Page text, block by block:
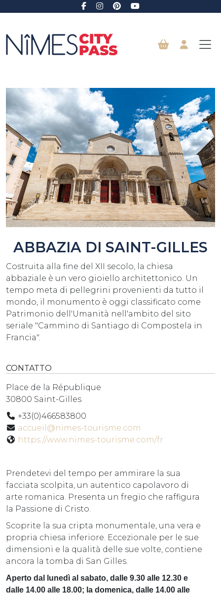
Vai al contenuto principale
ABBAZIA DI SAINT-GILLES
Costruita alla fine del XII secolo, la chiesa
abbaziale è un vero gioiello architettonico. Un
tempo meta di pellegrini provenienti da tutto il
mondo, il monumento è oggi classificato come
Patrimonio dell'Umanità nell'ambito del sito
seriale "Cammino di Santiago di Compostela in
Francia".
CONTATTO
Place de la République
30800 Saint-Gilles
+33(0)466583800
accueil@nimes-tourisme.com
https://www.nimes-tourisme.com/fr
Prendetevi del tempo per ammirare la sua
facciata scolpita, un autentico capolavoro di
arte romanica. Presenta un fregio che raffigura
la Passione di Cristo.
Scoprite la sua cripta monumentale, una vera e
propria chiesa inferiore. Eccezionale per le sue
dimensioni e la qualità delle sue volte, contiene
ancora la tomba di San Gilles.
Aperto dal lunedì al sabato, dalle 9.30 alle 12.30 e
dalle 14.00 alle 18.00; la domenica, dalle 14.00 alle